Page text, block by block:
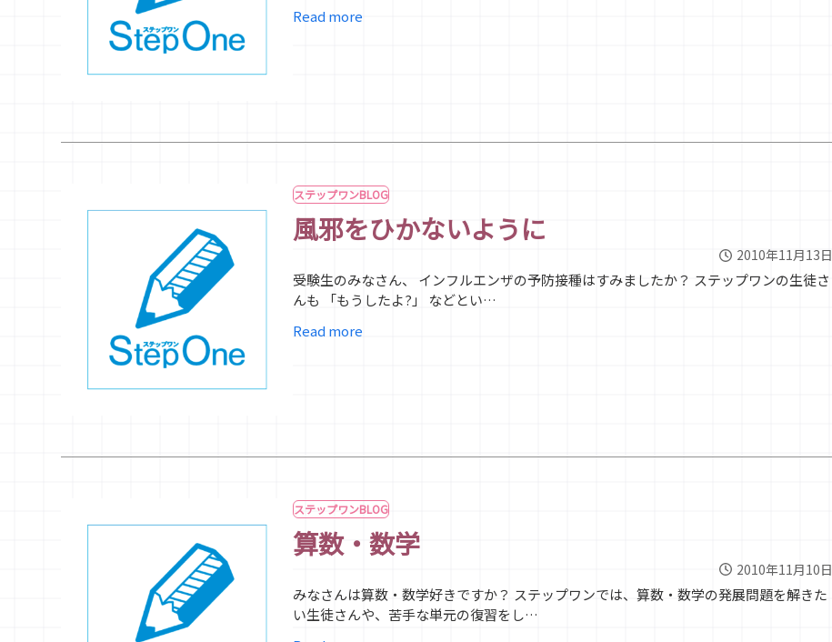
Read more
ステップワンBLOG
風邪をひかないように
2010年11月13日
受験生のみなさん、 インフルエンザの予防接種はすみましたか？ ステップワンの生徒さ
んも 「もうしたよ?」 などとい…
Read more
ステップワンBLOG
算数・数学
2010年11月10日
みなさんは算数・数学好きですか？ ステップワンでは、算数・数学の発展問題を解きた
い生徒さんや、苦手な単元の復習をし…